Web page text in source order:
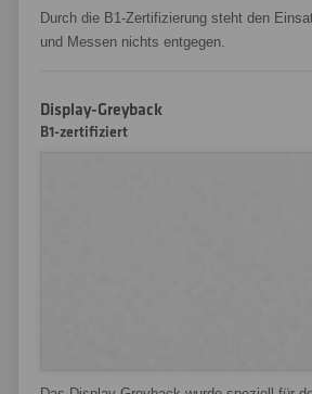
Durch die B1-Zertifizierung steht den
und Messen nichts entgegen.
Display-Greyback
B1-zertifiziert